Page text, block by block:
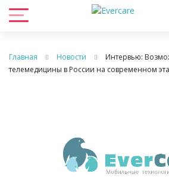
Главная Новости
Интервью:
телемедицины в России на современном